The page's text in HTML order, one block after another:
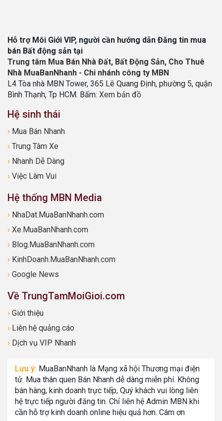
Hỗ trợ Môi Giới VIP, người cần hướng dẫn Đăng tin mua
bán Bất động sản tại
Trung tâm Mua Bán Nhà Đất, Bất Động Sản, Cho Thuê
Nhà MuaBanNhanh - Chi nhánh công ty MBN
L4 Tòa nhà MBN Tower, 365 Lê Quang Định, phường 5, quận
Bình Thạnh, Tp HCM. Bấm: Xem bản đồ
Hệ sinh thái
› Mua Bán Nhanh
› Trung Tâm Xe
› Nhanh Dễ Dàng
› Việc Làm Vui
Hệ thống MBN Media
› NhaDat.MuaBanNhanh.com
› Xe.MuaBanNhanh.com
› Blog.MuaBanNhanh.com
› KinhDoanh.MuaBanNhanh.com
› Google News
Về TrungTamMoiGioi.com
› Giới thiệu
› Liên hệ quảng cáo
› Dịch vụ VIP Nhanh
Lưu ý: MuaBanNhanh là Mạng xã hội Thương mại điện
tử. Mua thân quen Bán Nhanh dễ dàng miễn phí. Không
bán hàng, kinh doanh trực tiếp, Quý khách vui lòng liên
hệ trực tiếp người đăng tin. Chỉ liên hệ Admin MBN khi
cần hỗ trợ kinh doanh online hiệu quả hơn. Cám ơn